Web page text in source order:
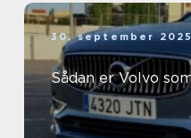
30. september
Sådan er Volvo